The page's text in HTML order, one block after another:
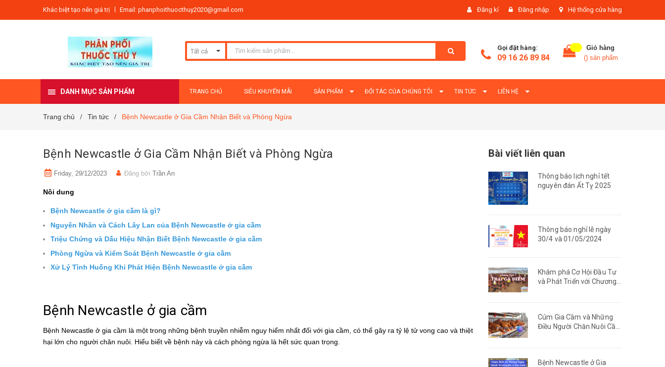
Khác biệt tạo nên giá trị Email: phanphoithuocthuy2020@gmail.com Đăng kí Đăng nhập Hệ thống cửa hàng
Tất cả Gọi đặt hàng:
09 16 26 89 84
Giỏ hàng
() sản phẩm
DANH MỤC SẢN PHẨM TRANG CHỦ SIÊU KHUYẾN MÃI SẢN PHẨM ĐỐI TÁC CỦA CHÚNG TÔI TIN TỨC LIÊN HỆ
Trang chủ / Tin tức / Bệnh Newcastle ở Gia Cầm Nhận Biết và Phòng Ngừa
Bệnh Newcastle ở Gia Cầm Nhận Biết và Phòng Ngừa
Friday, 29/12/2023 Đăng bởi Trần An
Nôi dung
Bệnh Newcastle ở gia cầm là gì?
Nguyên Nhân và Cách Lây Lan của Bệnh Newcastle ở gia cầm
Triệu Chứng và Dấu Hiệu Nhận Biết Bệnh Newcastle ở gia cầm
Phòng Ngừa và Kiểm Soát Bệnh Newcastle ở gia cầm
Xử Lý Tình Huống Khi Phát Hiện Bệnh Newcastle ở gia cầm
Bệnh Newcastle ở gia cầm
Bệnh Newcastle ở gia cầm là một trong những bệnh truyền nhiễm nguy hiểm nhất đối với gia cầm, có thể gây ra tỷ lệ tử vong cao và thiệt
hại lớn cho người chăn nuôi. Hiểu biết về bệnh này và cách phòng ngừa là hết sức quan trọng.
Bài viết liên quan
Thông báo lịch nghỉ tết
nguyên đán Ất Tỵ 2025
Thông báo nghỉ lễ ngày
30/4 và 01/05/2024
Khám phá Cơ Hội Đầu Tư
và Phát Triển với Chương
Cúm Gia Cầm và Những
Điều Người Chăn Nuôi Cần
Bệnh Newcastle ở Gia